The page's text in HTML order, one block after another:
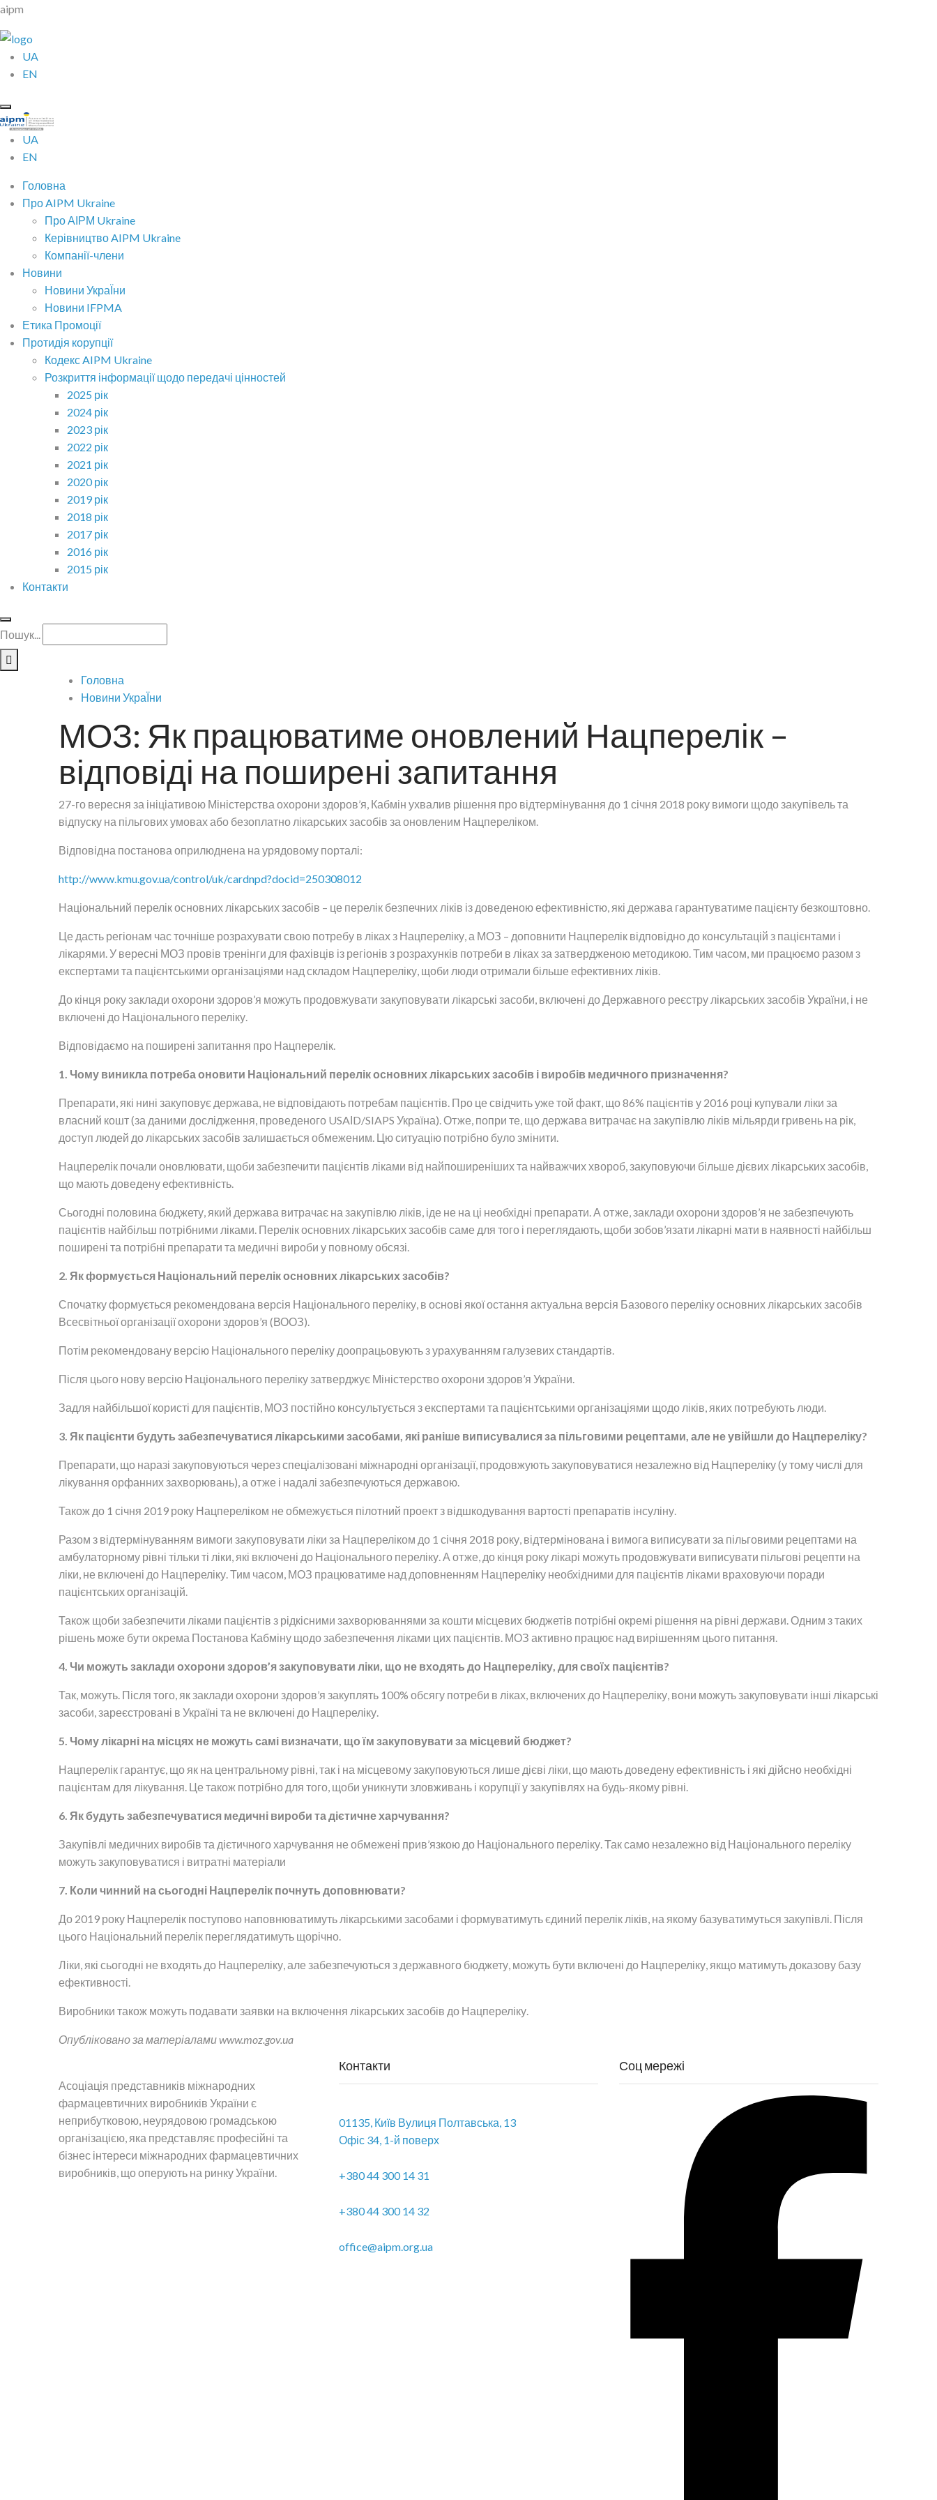
aipm
UA
EN
UA
EN
Головна
Про AIPM Ukraine
Про АІРМ Ukraine
Керівництво AIPM Ukraine
Компанії-члени
Новини
Новини УкраЇни
Новини IFPMA
Етика Промоції
Протидія корупції
Кодекс AIPM Ukraine
Розкриття інформації щодо передачі цінностей
2025 рік
2024 рік
2023 рік
2022 рік
2021 рік
2020 рік
2019 рік
2018 рік
2017 рік
2016 рік
2015 рік
Контакти
Пошук...
Головна
Новини УкраЇни
МОЗ: Як працюватиме оновлений Нацперелік –
відповіді на поширені запитання
27-го вересня за ініціативою Міністерства охорони здоров’я, Кабмін ухвалив рішення про відтермінування до 1 січня 2018 року вимоги щодо закупівель та
відпуску на пільгових умовах або безоплатно лікарських засобів за оновленим Нацпереліком.
Відповідна постанова оприлюднена на урядовому порталі:
http://www.kmu.gov.ua/control/uk/cardnpd?docid=250308012
Національний перелік основних лікарських засобів – це перелік безпечних ліків із доведеною ефективністю, які держава гарантуватиме пацієнту безкоштовно.
Це дасть регіонам час точніше розрахувати свою потребу в ліках з Нацпереліку, а МОЗ – доповнити Нацперелік відповідно до консультацій з пацієнтами і
лікарями. У вересні МОЗ провів тренінги для фахівців із регіонів з розрахунків потреби в ліках за затвердженою методикою. Тим часом, ми працюємо разом з
експертами та пацієнтськими організаціями над складом Нацпереліку, щоби люди отримали більше ефективних ліків.
До кінця року заклади охорони здоров’я можуть продовжувати закуповувати лікарські засоби, включені до Державного реєстру лікарських засобів України, і не
включені до Національного переліку.
Відповідаємо на поширені запитання про Нацперелік.
1. Чому виникла потреба оновити Національний перелік основних лікарських засобів і виробів медичного призначення?
Препарати, які нині закуповує держава, не відповідають потребам пацієнтів. Про це свідчить уже той факт, що 86% пацієнтів у 2016 році купували ліки за
власний кошт (за даними дослідження, проведеного USAІD/SIAPS Україна). Отже, попри те, що держава витрачає на закупівлю ліків мільярди гривень на рік,
доступ людей до лікарських засобів залишається обмеженим. Цю ситуацію потрібно було змінити.
Нацперелік почали оновлювати, щоби забезпечити пацієнтів ліками від найпоширеніших та найважчих хвороб, закуповуючи більше дієвих лікарських засобів,
що мають доведену ефективність.
Сьогодні половина бюджету, який держава витрачає на закупівлю ліків, іде не на ці необхідні препарати. А отже, заклади охорони здоров’я не забезпечують
пацієнтів найбільш потрібними ліками. Перелік основних лікарських засобів саме для того і переглядають, щоби зобов’язати лікарні мати в наявності найбільш
поширені та потрібні препарати та медичні вироби у повному обсязі.
2. Як формується Національний перелік основних лікарських засобів?
Спочатку формується рекомендована версія Національного переліку, в основі якої остання актуальна версія Базового переліку основних лікарських засобів
Всесвітньої організації охорони здоров’я (ВООЗ).
Потім рекомендовану версію Національного переліку доопрацьовують з урахуванням галузевих стандартів.
Після цього нову версію Національного переліку затверджує Міністерство охорони здоров’я України.
Задля найбільшої користі для пацієнтів, МОЗ постійно консультується з експертами та пацієнтськими організаціями щодо ліків, яких потребують люди.
3. Як пацієнти будуть забезпечуватися лікарськими засобами, які раніше виписувалися за пільговими рецептами, але не увійшли до Нацпереліку?
Препарати, що наразі закуповуються через спеціалізовані міжнародні організації, продовжують закуповуватися незалежно від Нацпереліку (у тому числі для
лікування орфанних захворювань), а отже і надалі забезпечуються державою.
Також до 1 січня 2019 року Нацпереліком не обмежується пілотний проект з відшкодування вартості препаратів інсуліну.
Разом з відтермінуванням вимоги закуповувати ліки за Нацпереліком до 1 січня 2018 року, відтермінована і вимога виписувати за пільговими рецептами на
амбулаторному рівні тільки ті ліки, які включені до Національного переліку. А отже, до кінця року лікарі можуть продовжувати виписувати пільгові рецепти на
ліки, не включені до Нацпереліку. Тим часом, МОЗ працюватиме над доповненням Нацпереліку необхідними для пацієнтів ліками враховуючи поради
пацієнтських організацій.
Також щоби забезпечити ліками пацієнтів з рідкісними захворюваннями за кошти місцевих бюджетів потрібні окремі рішення на рівні держави. Одним з таких
рішень може бути окрема Постанова Кабміну щодо забезпечення ліками цих пацієнтів. МОЗ активно працює над вирішенням цього питання.
4. Чи можуть заклади охорони здоров’я закуповувати ліки, що не входять до Нацпереліку, для своїх пацієнтів?
Так, можуть. Після того, як заклади охорони здоров’я закуплять 100% обсягу потреби в ліках, включених до Нацпереліку, вони можуть закуповувати інші лікарські
засоби, зареєстровані в Україні та не включені до Нацпереліку.
5. Чому лікарні на місцях не можуть самі визначати, що їм закуповувати за місцевий бюджет?
Нацперелік гарантує, що як на центральному рівні, так і на місцевому закуповуються лише дієві ліки, що мають доведену ефективність і які дійсно необхідні
пацієнтам для лікування. Це також потрібно для того, щоби уникнути зловживань і корупції у закупівлях на будь-якому рівні.
6. Як будуть забезпечуватися медичні вироби та дієтичне харчування?
Закупівлі медичних виробів та дієтичного харчування не обмежені прив’язкою до Національного переліку. Так само незалежно від Національного переліку
можуть закуповуватися і витратні матеріали
7. Коли чинний на сьогодні Нацперелік почнуть доповнювати?
До 2019 року Нацперелік поступово наповнюватимуть лікарськими засобами і формуватимуть єдиний перелік ліків, на якому базуватимуться закупівлі. Після
цього Національний перелік переглядатимуть щорічно.
Ліки, які сьогодні не входять до Нацпереліку, але забезпечуються з державного бюджету, можуть бути включені до Нацпереліку, якщо матимуть доказову базу
ефективності.
Виробники також можуть подавати заявки на включення лікарських засобів до Нацпереліку.
Опубліковано за матеріалами www.moz.gov.ua
Асоціація представників міжнародних
фармацевтичних виробників України є
неприбутковою, неурядовою громадською
організацією, яка представляє професійні та
бізнес інтереси міжнародних фармацевтичних
виробників, що оперують на ринку України.
Контакти
01135, Київ Вулиця Полтавська, 13
Офіс 34, 1-й поверх
+380 44 300 14 31
+380 44 300 14 32
office@aipm.org.ua
Соц мережі